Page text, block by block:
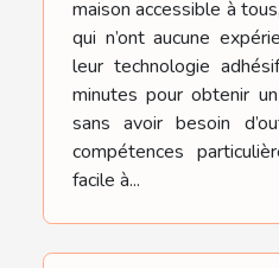
maison accessible à
qui n’ont aucune
leur technologie
minutes pour obtenir
sans avoir besoin
compétences
facile à...